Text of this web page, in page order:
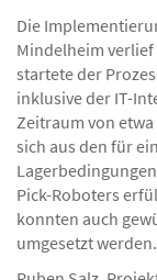
Die
Mindelheim
startete der
inklusive der IT-
Zeitraum von
sich aus den für
Pick-Roboters
konnten auch
umgesetzt werden.